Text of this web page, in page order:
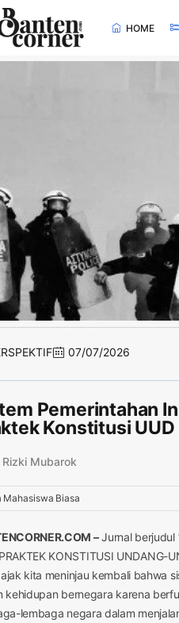
HOME
07/07/2026
Pemerintahan
Konstitusi UUD
Rizki Mubarok
Mahasiswa Biasa
–Jurnal berjudul
KONSTITUSI UNDANG-
kita meninjau kembali bahwa
kehidupan bernegara karena
lembaga negara dalam